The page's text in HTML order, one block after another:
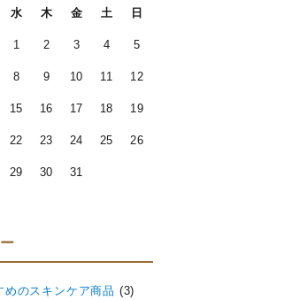
水 木 金 土 日
1 2 3 4 5
8 9 10 11 12
15 16 17 18 19
22 23 24 25 26
29 30
31
めのスキンケア商品 (3)